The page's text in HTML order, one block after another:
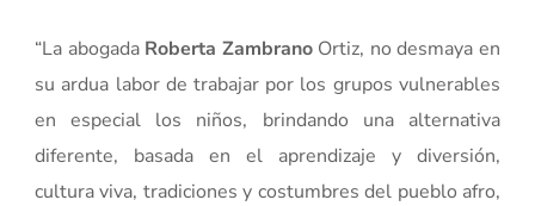
“La abogada Roberta ZambranoOrtiz, no desmaya en
su ardua labor de trabajar por los grupos vulnerables
en especial los niños, brindando una alternativa
diferente, basada en el aprendizaje y diversión,
cultura viva, tradiciones y costumbres del pueblo afro,